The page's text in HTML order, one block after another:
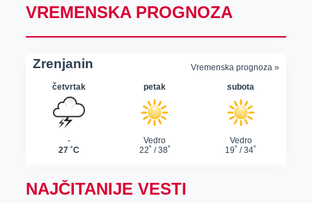
VREMENSKA PROGNOZA
NAJČITANIJE VESTI